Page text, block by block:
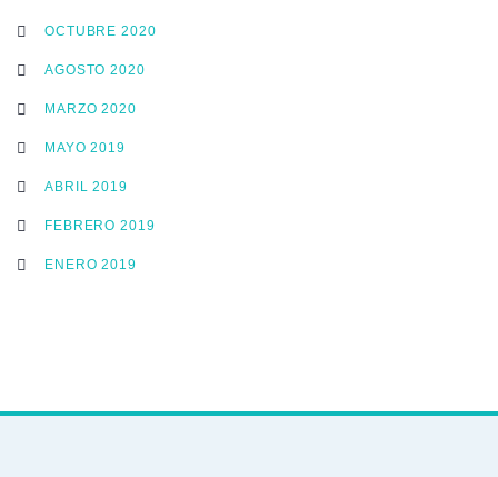
OCTUBRE 2020
AGOSTO 2020
MARZO 2020
MAYO 2019
ABRIL 2019
FEBRERO 2019
ENERO 2019